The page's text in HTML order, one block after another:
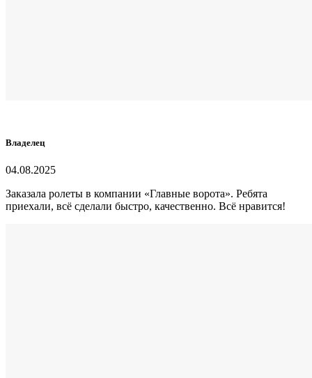
Владелец
04.08.2025
Заказала ролеты в компании «Главные ворота». Ребята
приехали, всё сделали быстро, качественно. Всё нравится!